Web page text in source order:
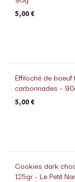
5,00 €
Effiloché de boeuf
carbonnades –
5,00 €
Cookies dark
125gr - Le Petit